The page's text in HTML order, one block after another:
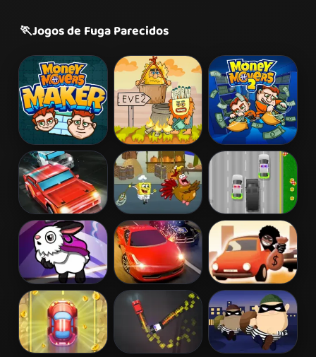
🏃Jogos de Fuga Parecidos
Money Movers Adam and Eve
2
Money Movers
Car vs Cops
Online
Bob Esponja:
Quirky Turkey
The Heist
Dr. Colosso on
the Run
Street Pursuit Escape The
Fuzz